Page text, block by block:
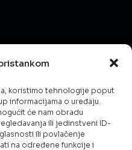
koristimo tehnologije poput
informacijama o uređaju.
će nam obradu
ili jedinstveni ID-
ili povlačenje
na određene funkcije i